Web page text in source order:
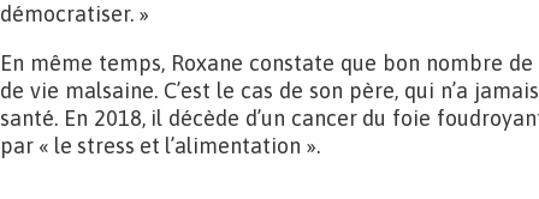
démocratiser. »
En même temps, Roxane constate que bon nombre
de vie malsaine. C’est le cas de son père, qui n’a
santé. En 2018, il décède d’un cancer du foie
par « le stress et l’alimentation ».